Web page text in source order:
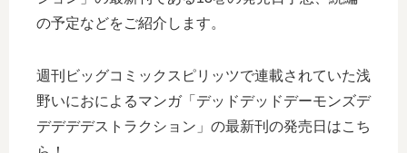
の予定などをご紹介します。
週刊ビッグコミックスピリッツで連載されていた浅
野いにおによるマンガ「デッドデッドデーモンズデ
デデデデストラクション」の最新刊の発売日はこち